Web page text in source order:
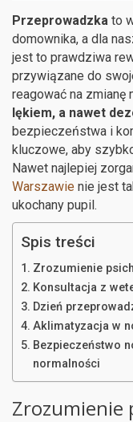
Przeprowadzka to
domownika, a dla
jest to prawdziwa
przywiązane do
reagować na zmianę
lękiem, a nawet
bezpieczeństwa i
kluczowe, aby
Nawet najlepiej
Warszawie nie jest
ukochany pupil.
Spis treści
Zrozumienie
Konsultacja z
Dzień
Aklimatyzacja w
Bezpieczeństwo
normalności
Zrozumienie